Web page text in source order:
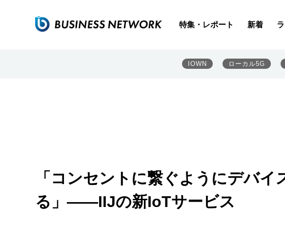
特集・レポート 新着
IOWN ローカル5G
「コンセントに繋ぐようにデバ
る」――IIJの新IoTサービス